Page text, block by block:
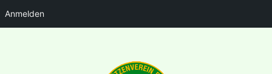
Anmelden